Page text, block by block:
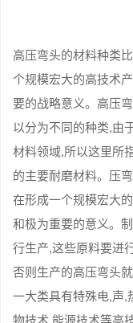
高压弯头的材料种类
个规模宏大的高技术
要的战略意义。高压
以分为不同的种类,由
材料领域,所以这里所
的主要耐磨材料。压
在形成一个规模宏大
和极为重要的意义。
行生产,这些原料要进
否则生产的高压弯头
一大类具有特殊电,声,
物技术,能源技术等高